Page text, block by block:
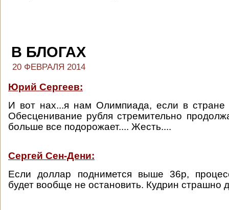
В БЛОГАХ
20 ФЕВРАЛЯ 2014
Юрий Сергеев:
И вот нах...я нам Олимпиада, если в стране
Обесценивание рубля стремительно
больше все подорожает.... Жесть....
Сергей Сен-Дени:
Если доллар поднимется выше 36р,
будет вообще не остановить. Кудрин страшно